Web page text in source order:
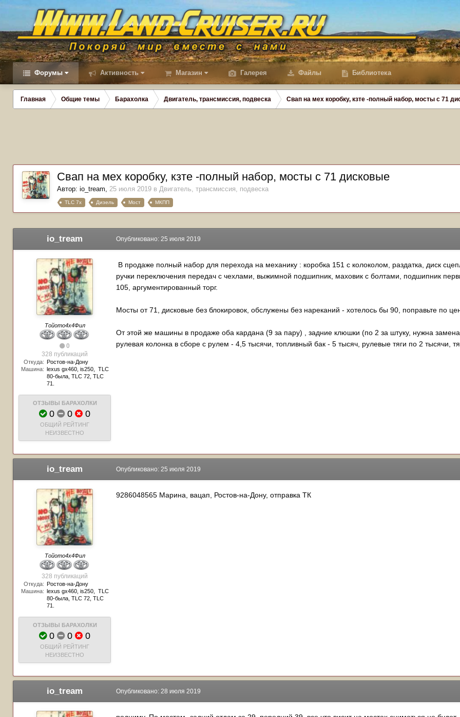
Форумы Активность Магазин Галерея Файлы Библиотека
Главная Общие темы Барахолка Двигатель, трансмиссия, подвеска Свап на мех коробку, кзте -полный набор, мосты с 71
Свап на мех коробку, кзте -полный набор, мосты с 71 дисковые
Автор: io_tream, 25 июля 2019 в Двигатель, трансмиссия, подвеска
TLC 7x Дизель Мост МКПП
io_tream
Тойото4х4Фил
0
328 публикаций
Откуда: Ростов-на-Дону
Машина: lexus gx460, is250, TLC
80-была, TLC 72, TLC
71.
ОТЗЫВЫ БАРАХОЛКИ
0 0 0
ОБЩИЙ РЕЙТИНГ
НЕИЗВЕСТНО
Опубликовано: 25 июля 2019
В продаже полный набор для перехода на механику : коробка 151 с колоколом, раздатка, диск
ручки переключения передач с чехлами, выжимной подшипник, маховик с болтами, подшипник
105, аргументированный торг.
Мосты от 71, дисковые без блокировок, обслужены без нареканий - хотелось бы 90, поправьте по
От этой же машины в продаже оба кардана (9 за пару) , задние клюшки (по 2 за штуку, нужна
рулевая колонка в сборе с рулем - 4,5 тысячи, топливный бак - 5 тысяч, рулевые тяги по 2 тысячи,
io_tream
Тойото4х4Фил
328 публикаций
Откуда: Ростов-на-Дону
Машина: lexus gx460, is250, TLC
80-была, TLC 72, TLC
71.
ОТЗЫВЫ БАРАХОЛКИ
0 0 0
ОБЩИЙ РЕЙТИНГ
НЕИЗВЕСТНО
Опубликовано: 25 июля 2019
9286048565 Марина, вацап, Ростов-на-Дону, отправка ТК
io_tream Опубликовано: 28 июля 2019